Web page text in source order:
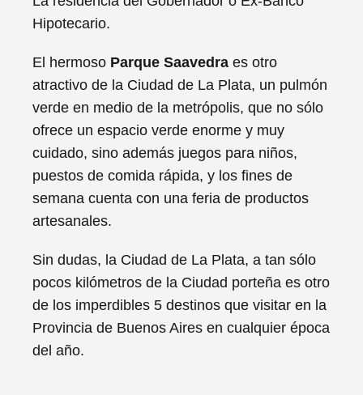
Hipotecario.
El hermoso Parque Saavedra es otro
atractivo de la Ciudad de La Plata, un pulmón
verde en medio de la metrópolis, que no sólo
ofrece un espacio verde enorme y muy
cuidado, sino además juegos para niños,
puestos de comida rápida, y los fines de
semana cuenta con una feria de productos
artesanales.
Sin dudas, la Ciudad de La Plata, a tan sólo
pocos kilómetros de la Ciudad porteña es otro
de los imperdibles 5 destinos que visitar en la
Provincia de Buenos Aires en cualquier época
del año.